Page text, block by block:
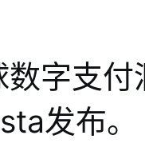
字支
发布。